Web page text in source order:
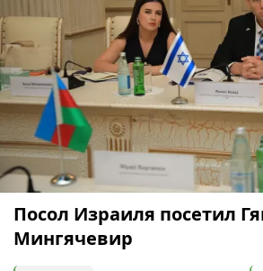
Посол Израиля посетил
Мингячевир